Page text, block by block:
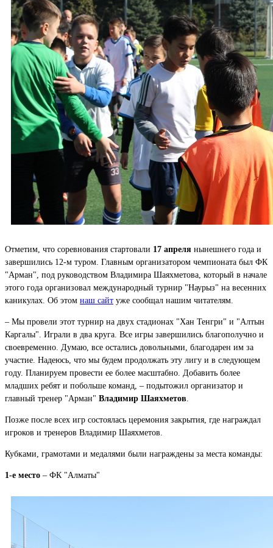
Отметим, что соревнования стартовали 17 апреля нынешнего года и
завершились 12-м туром. Главным организатором чемпионата был ФК
"Арман", под руководством Владимира Шаяхметова, который в начале
этого года организовал международный турнир "Наурыз" на весенних
каникулах. Об этом наш сайт уже сообщал нашим читателям.
– Мы провели этот турнир на двух стадионах "Хан Тенгри" и "Алтын
Каргалы". Играли в два круга. Все игры завершились благополучно и
своевременно. Думаю, все остались довольными, благодарен им за
участие. Надеюсь, что мы будем продолжать эту лигу и в следующем
году. Планируем провести ее более масштабно. Добавить более
младших ребят и побольше команд, – подытожил организатор и
главный тренер "Арман" Владимир Шаяхметов
Позже после всех игр состоялась церемония закрытия, где награждал
игроков и тренеров Владимир Шаяхметов.
Кубками, грамотами и медалями были награждены за места команды:
1-е место – ФК "Алматы"